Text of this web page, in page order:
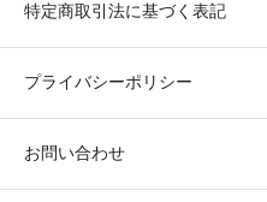
特定商取引法に基づく表記
プライバシーポリシー
お問い合わせ